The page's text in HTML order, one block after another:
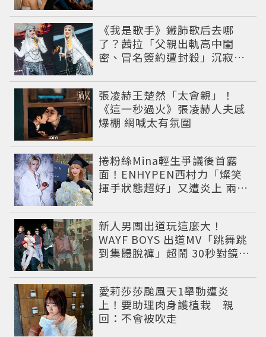
《我是歌手》鐵肺歌后去哪
了？茜拉「父親出軌高中閨
密、冒名簽約遭封殺」沉寂12
張凌赫王楚然「太會親」！
《這一秒過火》張凌赫人夫感
爆棚 網喊太有氛圍
捲粉絲Mina輕生爭議後首露
面！ENHYPEN西村力「燦笑
揮手狀態超好」又遭炎上 兩派
新人男團出道玩這麼大！
WAYF BOYS 出道MV「跳舞跳
到集體脫褲」超鬧 30秒對鏡清
愛莉莎莎颱風天1舉動遭炎
上！要助理肉身護植栽 親
回：不會被吹走